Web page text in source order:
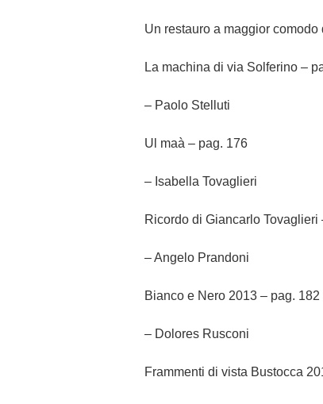
Un restauro a maggior
La machina di via Solferino –
– Paolo Stelluti
Ul maà – pag. 176
– Isabella Tovaglieri
Ricordo di Giancarlo
– Angelo Prandoni
Bianco e Nero 2013 – pag. 182
– Dolores Rusconi
Frammenti di vista Bustocca